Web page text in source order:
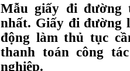
Mẫu giấy đi đường
nhất. Giấy đi đường
động làm thủ tục
thanh toán công
nghiệp.